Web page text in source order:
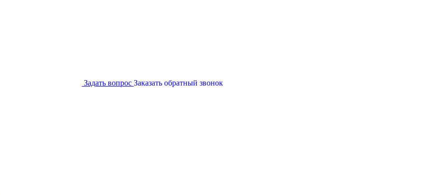
Задать вопрос Заказать обратный звонок